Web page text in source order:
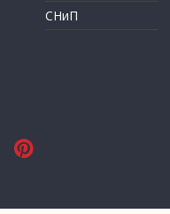
СНиП